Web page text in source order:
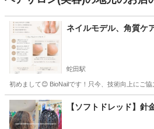
ネイルモデル、角質ケ
蛇田駅
初めまして😊 BioNailです！只今、技術向上にご
宮城 石巻市 モデ
【ソフトドレッド】針